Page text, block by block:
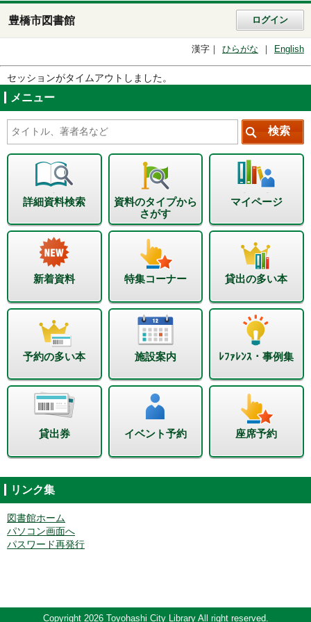
豊橋市図書館 ログイン
漢字 ひらがな English
セッションがタイムアウトしました。
メニュー
詳細資料検索
資料のタイプから
さがす
マイページ
新着資料 特集コーナー 貸出の多い本
予約の多い本 施設案内 ﾚﾌｧﾚﾝｽ・事例集
貸出券 イベント予約 座席予約
リンク集
図書館ホーム
パソコン画面へ
パスワード再発行
Copyright 2026 Toyohashi City Library All right reserved.